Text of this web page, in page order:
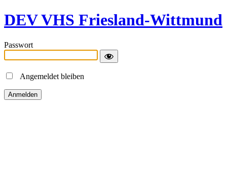
DEV VHS Friesland-Wittmund
Passwort
Angemeldet bleiben